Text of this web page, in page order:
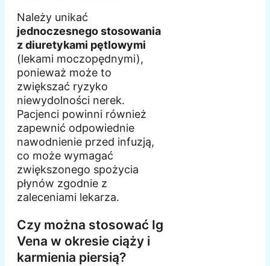
Należy unikać
jednoczesnego stosowania
z diuretykami pętlowymi
(lekami moczopędnymi),
ponieważ może to
zwiększać ryzyko
niewydolności nerek.
Pacjenci powinni również
zapewnić odpowiednie
nawodnienie przed infuzją,
co może wymagać
zwiększonego spożycia
płynów zgodnie z
zaleceniami lekarza.
Czy można stosować Ig
Vena w okresie ciąży i
karmienia piersią?